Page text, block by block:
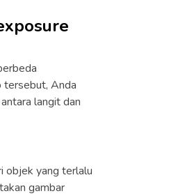
tersebut, Anda
langit dan
objek yang terlalu
gambar